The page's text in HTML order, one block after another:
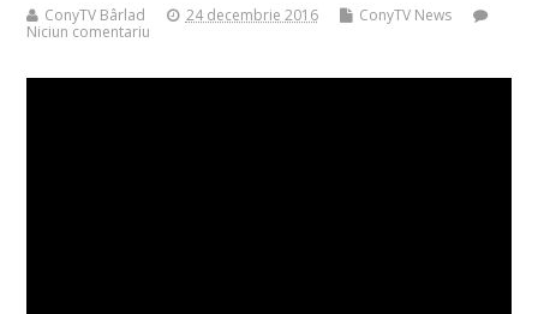
ConyTV Bârlad 24 decembrie 2016
ConyTV News
Niciun comentariu